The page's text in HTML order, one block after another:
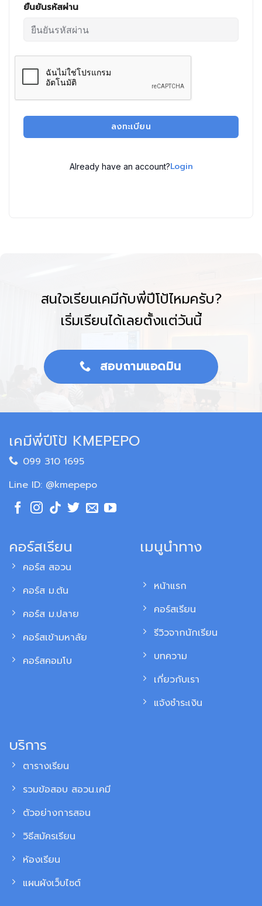
ยืนยันรหัสผ่าน
ลงทะเบียน
Already have an account?Login
สนใจเรียนเคมีกับพี่ปีโป้ไหมครับ?
เริ่มเรียนได้เลยตั้งแต่วันนี้
สอบถามแอดมิน
เคมีพี่ปีโป้ KMEPEPO
099 310 1695
Line ID: @kmepepo
คอร์สเรียน
คอร์ส สอวน
คอร์ส ม.ต้น
คอร์ส ม.ปลาย
คอร์สเข้ามหาลัย
คอร์สคอมโบ
เมนูนำทาง
หน้าแรก
คอร์สเรียน
รีวิวจากนักเรียน
บทความ
เกี่ยวกับเรา
แจ้งชำระเงิน
บริการ
ตารางเรียน
รวมข้อสอบ สอวน.เคมี
ตัวอย่างการสอน
วิธีสมัครเรียน
ห้องเรียน
แผนผังเว็บไซต์